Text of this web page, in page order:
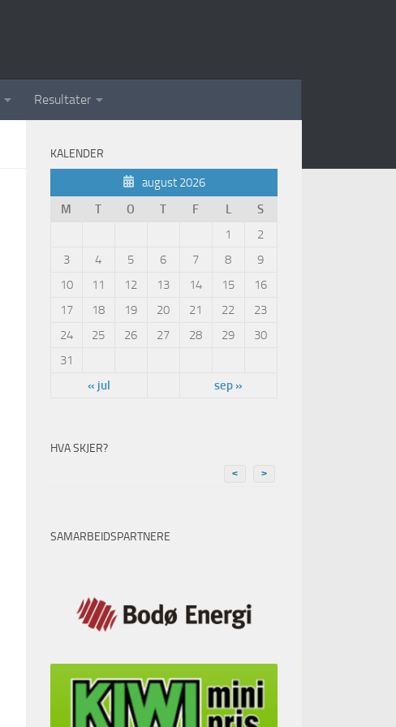
Resultater
KALENDER
august 2026
M
T O T F L
S
1
2
3
4 5 6 7 8
9
10
11 12 13 14 15
16
17
18 19 20 21 22
23
24
25 26 27 28 29
30
31
« jul
sep »
HVA SKJER?
< >
SAMARBEIDSPARTNERE